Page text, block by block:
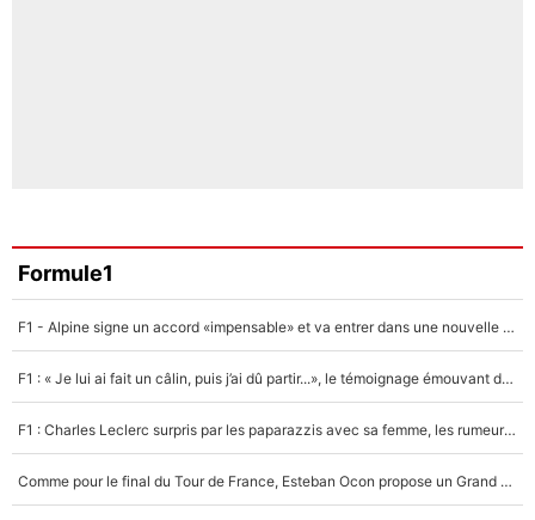
Formule1
F1 - Alpine signe un accord «impensable» et va entrer dans une nouvelle dimension : Grande nouvelle pour Pierre Gasly !
F1 : « Je lui ai fait un câlin, puis j’ai dû partir...», le témoignage émouvant de Max Verstappen sur sa fille
F1 : Charles Leclerc surpris par les paparazzis avec sa femme, les rumeurs étaient vraies !
Comme pour le final du Tour de France, Esteban Ocon propose un Grand Prix de Formule 1 à Paris : «Autour de l’Arc de Triomphe, ce serait génial» !